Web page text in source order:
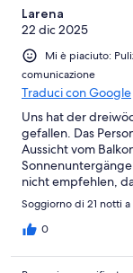
Larena
22 dic 2025
Mi è piaciuto:
comunicazione
Traduci con Google
Uns hat der
gefallen. Das
Aussicht vom
nicht empfehlen,
der Nähe eher für
gemacht sind. Wir
Soggiorno di 21 notti
0